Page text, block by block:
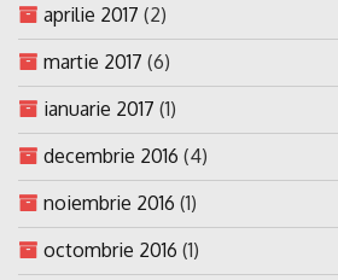
aprilie 2017 (2)
martie 2017 (6)
ianuarie 2017 (1)
decembrie 2016 (4)
noiembrie 2016 (1)
octombrie 2016 (1)